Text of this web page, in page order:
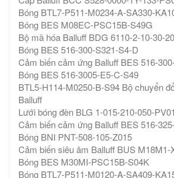
Bóng BTL7-P511-M0234-A-SA330-
Bóng BES M08EC-PSC15B-S49G
Bộ mã hóa Balluff BDG 6110-2-10-30-
Bóng BES 516-300-S321-S4-D
Cảm biến cảm ứng Balluff BES 516-
Bóng BES 516-3005-E5-C-S49
BTL5-H114-M0250-B-S94 Bộ chuyển
Balluff
Lưới bóng đèn BLG 1-015-210-050-
Cảm biến cảm ứng Balluff BES 516-
Bóng BNI PNT-508-105-Z015
Cảm biến siêu âm Balluff BUS M18M1-
Bóng BES M30MI-PSC15B-S04K
Bóng BTL7-P511-M0120-A-SA409-